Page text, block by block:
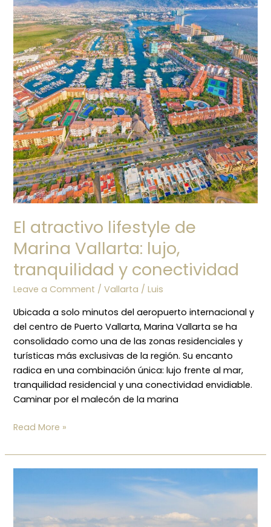
El atractivo lifestyle de
Marina Vallarta: lujo,
tranquilidad y conectividad
Leave a Comment /Vallarta /Luis
Ubicada a solo minutos del aeropuerto internacional y
del centro de Puerto Vallarta, Marina Vallarta se ha
consolidado como una de las zonas residenciales y
turísticas más exclusivas de la región. Su encanto
radica en una combinación única: lujo frente al mar,
tranquilidad residencial y una conectividad envidiable.
Caminar por el malecón de la marina
tranquilidad
y
conectividad
Read More »
la
vida